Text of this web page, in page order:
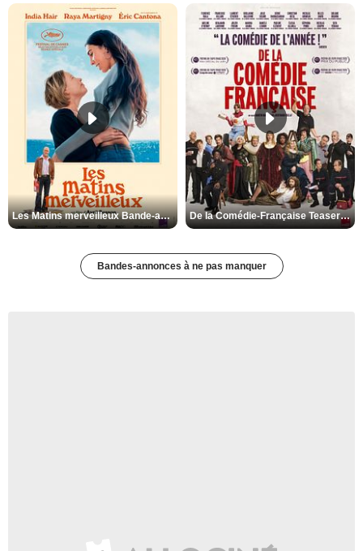
Les Matins merveilleux Bande-annonce VF De la Comédie-Française Teaser VF
Bandes-annonces à ne pas manquer